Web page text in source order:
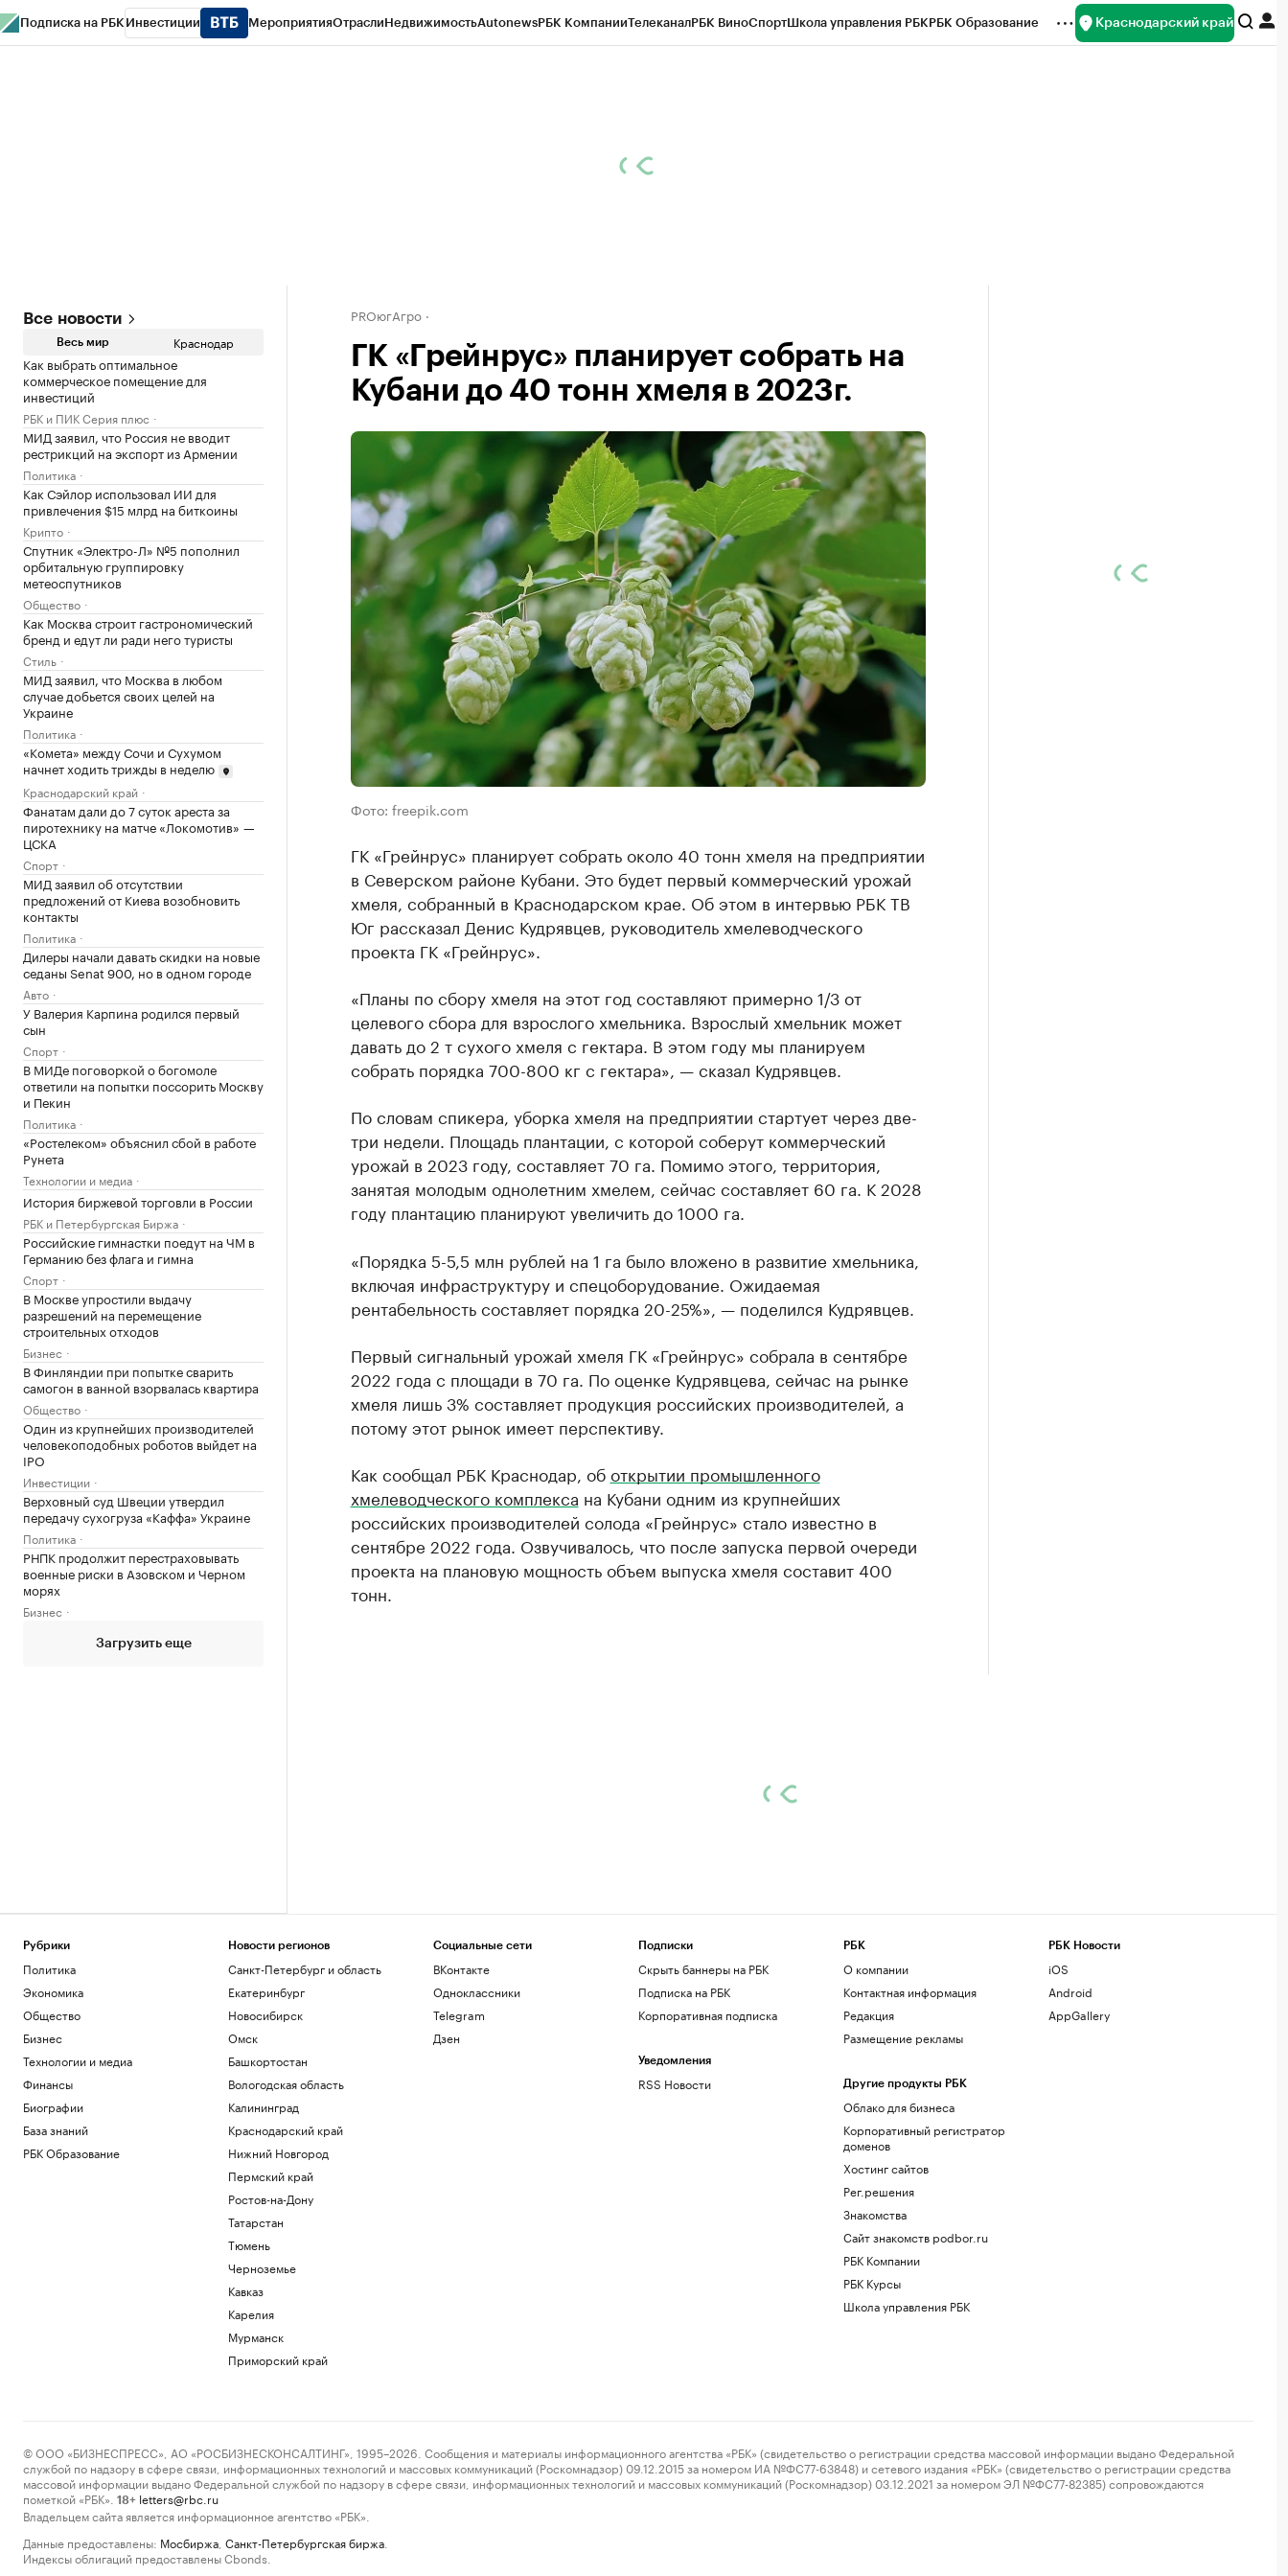
Подписка на РБК Инвестиции МероприятияОтраслиНедвижимостьAutonewsРБК КомпанииТелеканалРБК ВиноСпортШкола управления РБКРБК Образование Краснодарский край
Все новости
Весь мир Краснодар
Как выбрать оптимальное
коммерческое помещение для
инвестиций
РБК и ПИК Серия плюс
МИД заявил, что Россия не вводит
рестрикций на экспорт из Армении
Политика
Как Сэйлор использовал ИИ для
привлечения $15 млрд на биткоины
Крипто
Спутник «Электро-Л» №5 пополнил
орбитальную группировку
метеоспутников
Общество
Как Москва строит гастрономический
бренд и едут ли ради него туристы
Стиль
МИД заявил, что Москва в любом
случае добьется своих целей на
Украине
Политика
«Комета» между Сочи и Сухумом
начнет ходить трижды в неделю
Краснодарский край
Фанатам дали до 7 суток ареста за
пиротехнику на матче «Локомотив» —
ЦСКА
Спорт
МИД заявил об отсутствии
предложений от Киева возобновить
контакты
Политика
Дилеры начали давать скидки на новые
седаны Senat 900, но в одном городе
Авто
У Валерия Карпина родился первый
сын
Спорт
В МИДе поговоркой о богомоле
ответили на попытки поссорить Москву
и Пекин
Политика
«Ростелеком» объяснил сбой в работе
Рунета
Технологии и медиа
История биржевой торговли в России
РБК и Петербургская Биржа
Российские гимнастки поедут на ЧМ в
Германию без флага и гимна
Спорт
В Москве упростили выдачу
разрешений на перемещение
строительных отходов
Бизнес
В Финляндии при попытке сварить
самогон в ванной взорвалась квартира
Общество
Один из крупнейших производителей
человекоподобных роботов выйдет на
IPO
Инвестиции
Верховный суд Швеции утвердил
передачу сухогруза «Каффа» Украине
Политика
РНПК продолжит перестраховывать
военные риски в Азовском и Черном
морях
Бизнес
Загрузить еще
PROюгАгро
ГК «Грейнрус» планирует собрать на
Кубани до 40 тонн хмеля в 2023г.
Фото: freepik.com
ГК «Грейнрус» планирует собрать около 40 тонн хмеля на предприятии
в Северском районе Кубани. Это будет первый коммерческий урожай
хмеля, собранный в Краснодарском крае. Об этом в интервью РБК ТВ
Юг рассказал Денис Кудрявцев, руководитель хмелеводческого
проекта ГК «Грейнрус».
«Планы по сбору хмеля на этот год составляют примерно 1/3 от
целевого сбора для взрослого хмельника. Взрослый хмельник может
давать до 2 т сухого хмеля с гектара. В этом году мы планируем
собрать порядка 700-800 кг с гектара», — сказал Кудрявцев.
По словам спикера, уборка хмеля на предприятии стартует через две-
три недели. Площадь плантации, с которой соберут коммерческий
урожай в 2023 году, составляет 70 га. Помимо этого, территория,
занятая молодым однолетним хмелем, сейчас составляет 60 га. К 2028
году плантацию планируют увеличить до 1000 га.
«Порядка 5-5,5 млн рублей на 1 га было вложено в развитие хмельника,
включая инфраструктуру и спецоборудование. Ожидаемая
рентабельность составляет порядка 20-25%», — поделился Кудрявцев.
Первый сигнальный урожай хмеля ГК «Грейнрус» собрала в сентябре
2022 года с площади в 70 га. По оценке Кудрявцева, сейчас на рынке
хмеля лишь 3% составляет продукция российских производителей, а
потому этот рынок имеет перспективу.
Как сообщал РБК Краснодар, оботкрытии промышленного
хмелеводческого комплекса на Кубани одним из крупнейших
российских производителей солода «Грейнрус» стало известно в
сентябре 2022 года. Озвучивалось, что после запуска первой очереди
проекта на плановую мощность объем выпуска хмеля составит 400
тонн.
Рубрики
Политика
Экономика
Общество
Бизнес
Технологии и медиа
Финансы
Биографии
База знаний
РБК Образование
Новости регионов
Санкт-Петербург и область
Екатеринбург
Новосибирск
Омск
Башкортостан
Вологодская область
Калининград
Краснодарский край
Нижний Новгород
Пермский край
Ростов-на-Дону
Татарстан
Тюмень
Черноземье
Кавказ
Карелия
Мурманск
Приморский край
Социальные сети
ВКонтакте
Одноклассники
Telegram
Дзен
Подписки
Скрыть баннеры на РБК
Подписка на РБК
Корпоративная подписка
Уведомления
RSS Новости
РБК
О компании
Контактная информация
Редакция
Размещение рекламы
Другие продукты РБК
Облако для бизнеса
Корпоративный регистратор
доменов
Хостинг сайтов
Рег.решения
Знакомства
Сайт знакомств podbor.ru
РБК Компании
РБК Курсы
Школа управления РБК
РБК Новости
iOS
Android
AppGallery
© ООО «БИЗНЕСПРЕСС», АО «РОСБИЗНЕСКОНСАЛТИНГ», 1995–2026. Сообщения и материалы информационного агентства «РБК» (свидетельство о регистрации средства массовой информации выдано Федеральной
службой по надзору в сфере связи, информационных технологий и массовых коммуникаций (Роскомнадзор) 09.12.2015 за номером ИА №ФС77-63848) и сетевого издания «РБК» (свидетельство о регистрации средства
массовой информации выдано Федеральной службой по надзору в сфере связи, информационных технологий и массовых коммуникаций (Роскомнадзор) 03.12.2021 за номером ЭЛ №ФС77-82385) сопровождаются
пометкой «РБК».
18+ letters@rbc.ru
Владельцем сайта является информационное агентство «РБК».
Данные предоставлены: Мосбиржа Санкт-Петербургская биржа
Индексы облигаций предоставлены Cbonds.